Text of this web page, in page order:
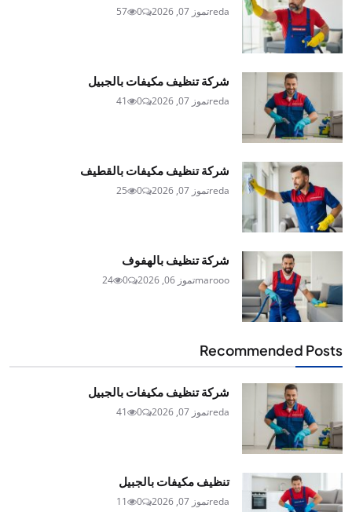
redaتموز 07, 2026 0
57
شركة تنظيف مكيفات بالجبيل
redaتموز 07, 2026 0
41
شركة تنظيف مكيفات بالقطيف
redaتموز 07, 2026 0
25
شركة تنظيف بالهفوف
maroooتموز 06, 2026 0
24
Recommended Posts
شركة تنظيف مكيفات بالجبيل
redaتموز 07, 2026 0
41
تنظيف مكيفات بالجبيل
redaتموز 07, 2026 0
11